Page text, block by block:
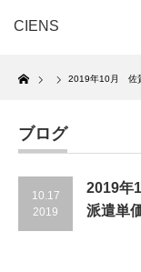
CIENS
Home
2019年10月 佐
ブログ
10.17
2019
2019
派遣単